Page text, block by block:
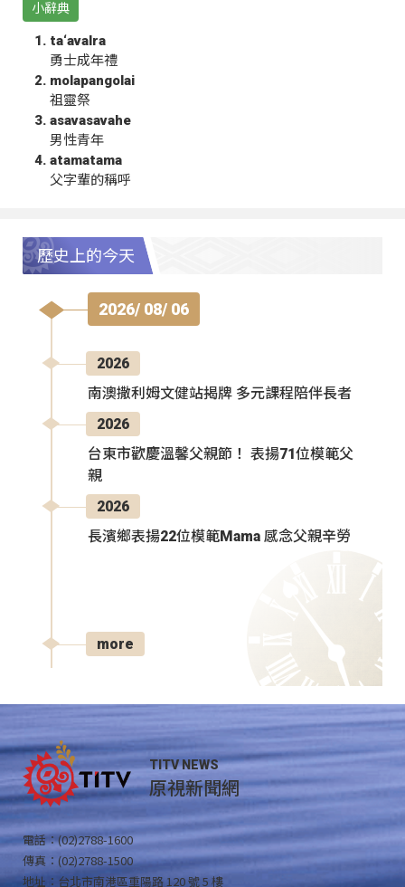
小辭典
ta‘avalra
勇士成年禮
molapangolai
祖靈祭
asavasavahe
男性青年
atamatama
父字輩的稱呼
歷史上的今天
2026/ 08/ 06
2026
南澳撒利姆文健站揭牌 多元課程陪伴長者
2026
台東市歡慶溫馨父親節！ 表揚71位模範父
親
2026
長濱鄉表揚22位模範Mama 感念父親辛勞
more
TITV NEWS
原視新聞網
電話：(02)2788-1600
傳真：(02)2788-1500
地址：台北市南港區重陽路 120 號 5 樓